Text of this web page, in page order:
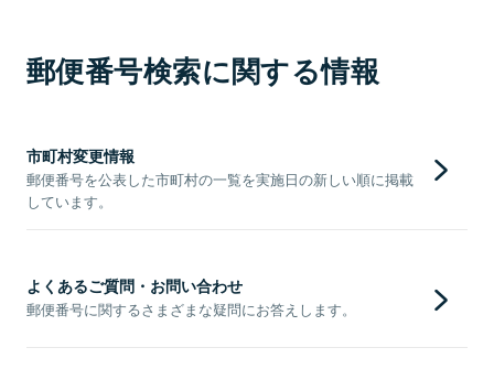
郵便番号検索に関する情報
市町村変更情報
郵便番号を公表した市町村の一覧を実施日の新しい順に掲載
しています。
よくあるご質問・お問い合わせ
郵便番号に関するさまざまな疑問にお答えします。